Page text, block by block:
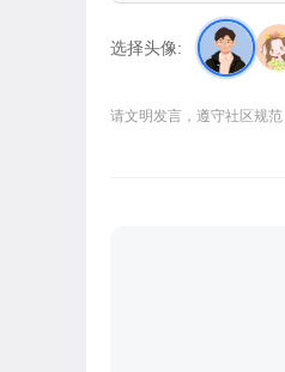
选择头像:
请文明发言，遵守社区规范